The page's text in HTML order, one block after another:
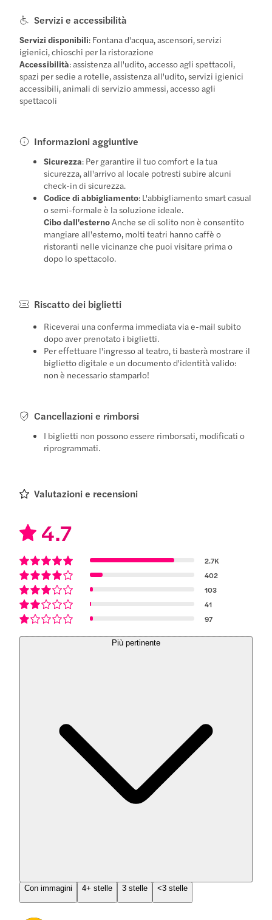
Servizi e accessibilità
Servizi disponibili: Fontana d'acqua, ascensori, servizi
igienici, chioschi per la ristorazione
Accessibilità: assistenza all'udito, accesso agli spettacoli,
spazi per sedie a rotelle, assistenza all'udito, servizi igienici
accessibili, animali di servizio ammessi, accesso agli
spettacoli
Informazioni aggiuntive
Sicurezza: Per garantire il tuo comfort e la tua
sicurezza, all'arrivo al locale potresti subire alcuni
check-in di sicurezza.
Codice di abbigliamento: L'abbigliamento smart casual
o semi-formale è la soluzione ideale.
Cibo dall'esternoAnche se di solito non è consentito
mangiare all'esterno, molti teatri hanno caffè o
ristoranti nelle vicinanze che puoi visitare prima o
dopo lo spettacolo.
Riscatto dei biglietti
Riceverai una conferma immediata via e-mail subito
dopo aver prenotato i biglietti.
Per effettuare l'ingresso al teatro, ti basterà mostrare il
biglietto digitale e un documento d'identità valido:
non è necessario stamparlo!
Cancellazioni e rimborsi
I biglietti non possono essere rimborsati, modificati o
riprogrammati.
Valutazioni e recensioni
4.7
2.7K
402
103
41
97
Più pertinente
Con immagini 4+ stelle 3 stelle <3 stelle